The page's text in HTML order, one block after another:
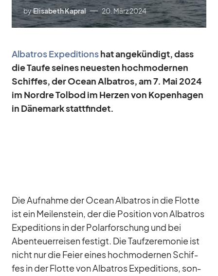
byElisabeth Kapral 20. März 2024
Al­ba­tros Ex­pe­di­ti­onshat an­ge­kün­digt, dass
die Taufe sei­nes neu­es­ten hoch­mo­der­nen
Schif­fes, der Ocean Al­ba­tros, am 7. Mai 2024
im Nordre Tol­bod im Her­zen von Ko­pen­ha­gen
in Dä­ne­mark statt­fin­det.
Die Auf­nahme der Ocean Al­ba­tros in die Flotte
ist ein Mei­len­stein, der die Po­si­tion von Al­ba­tros
Ex­pe­di­ti­ons in der Po­lar­for­schung und bei
Aben­teu­er­rei­sen fes­tigt. Die Tauf­ze­re­mo­nie ist
nicht nur die Feier ei­nes hoch­mo­der­nen Schif­
fes in der Flotte von Al­ba­tros Ex­pe­di­ti­ons, son­